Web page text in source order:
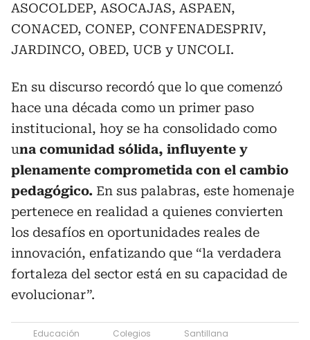
ASOCOLDEP, ASOCAJAS, ASPAEN,
CONACED, CONEP, CONFENADESPRIV,
JARDINCO, OBED, UCB y UNCOLI.
En su discurso recordó que lo que comenzó
hace una década como un primer paso
institucional, hoy se ha consolidado como
una comunidad sólida, influyente y
plenamente comprometida con el cambio
pedagógico. En sus palabras, este homenaje
pertenece en realidad a quienes convierten
los desafíos en oportunidades reales de
innovación, enfatizando que “la verdadera
fortaleza del sector está en su capacidad de
evolucionar”.
Educación Colegios
Santillana